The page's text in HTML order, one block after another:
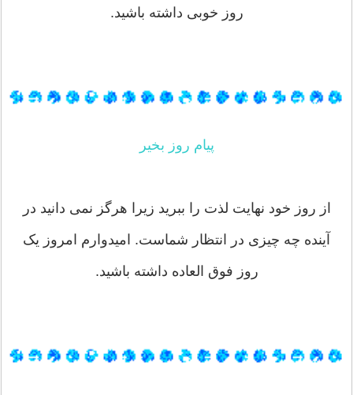
روز خوبی داشته باشید.
پیام روز بخیر
از روز خود نهایت لذت را ببرید زیرا هرگز نمی دانید در
آینده چه چیزی در انتظار شماست. امیدوارم امروز یک
روز فوق العاده داشته باشید.